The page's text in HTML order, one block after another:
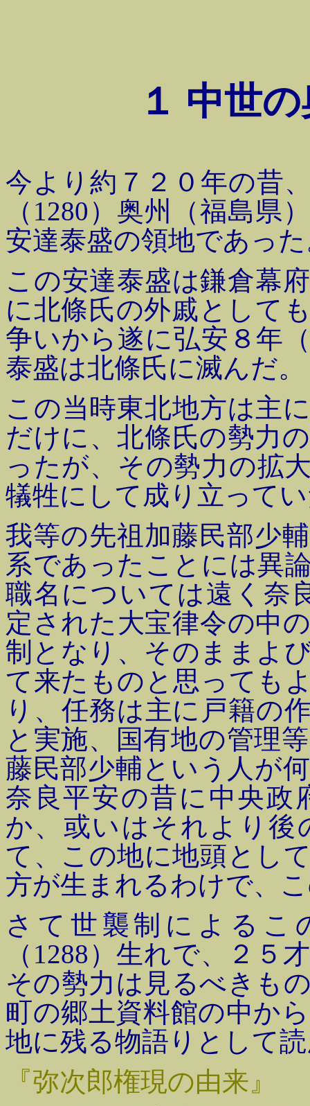
１ 中世の
今より約７２０年の昔
（1280）奥州（福島県
安達泰盛の領地であっ
この安達泰盛は鎌倉幕
に北條氏の外戚として
争いから遂に弘安８年
泰盛は北條氏に滅んだ。
この当時東北地方は主
だけに、北條氏の勢力
ったが、その勢力の拡
犠牲にして成り立って
我等の先祖加藤民部少
系であったことには異
職名については遠く奈
定された大宝律令の中
制となり、そのままよ
て来たものと思っても
り、任務は主に戸籍の
と実施、国有地の管理
藤民部少輔という人が
奈良平安の昔に中央政
か、或いはそれより後
て、この地に地頭とし
方が生まれるわけで、
さて世襲制によるこ
（1288）生れで、２５
その勢力は見るべきも
町の郷土資料館の中か
地に残る物語りとして
『弥次郎権現の由来』